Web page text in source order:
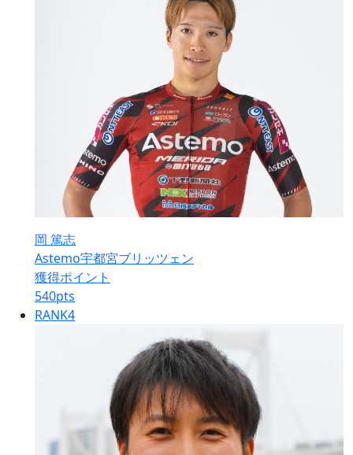
岡 篤志
Astemo宇都宮ブリッツェン
獲得ポイント
540pts
RANK4